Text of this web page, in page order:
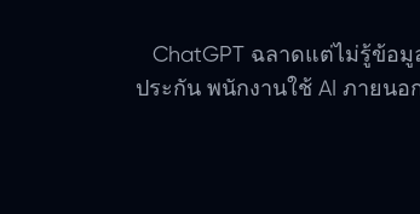
ChatGPT ฉลาดแต่ไม่รู้ข้อ
ประกัน พนักงานใช้ AI ภายน